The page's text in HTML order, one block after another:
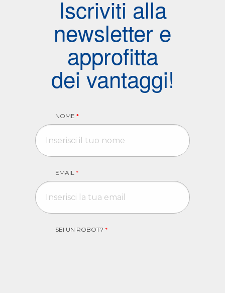
Iscriviti alla
newsletter e
approfitta
dei vantaggi!
NOME *
EMAIL *
SEI UN ROBOT? *